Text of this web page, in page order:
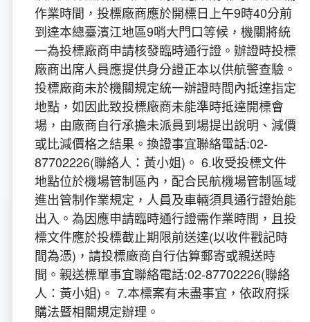
作業時間，投標廠商應於開標日上午9時40分前
到達本總臺濱江地區9哨大門口等候，機關將統
一為投標廠商申請核發臨時通行證。辦證時投標
廠商出席人員應提供身分證正本以供航警查驗。
投標廠商未於機關規定統一辦證時間內抵達指定
地點，如因此致投標廠商未能準時抵達開標會
場，由廠商自行承擔未派員到場提出說明、減價
或比減價格之結果。換證事宜聯絡電話:02-
87702226(聯絡人：黃小姐)。 6.收受投標文件
地點位於機場管制區內，配合民航機場管制區域
進出管制作業規定，人員及車輛須具通行證始能
出入。為因應申請臨時通行證需作業時間，且投
標文件應於投標截止期限前送達(以收件戳記時
間為憑)，請投標廠商自行估算郵寄或親送時
間。親送標單事宜聯絡電話:02-87702226(聯絡
人：黃小姐)。 7.本標案有未盡事宜，依政府採
購法暨相關規定辦理。